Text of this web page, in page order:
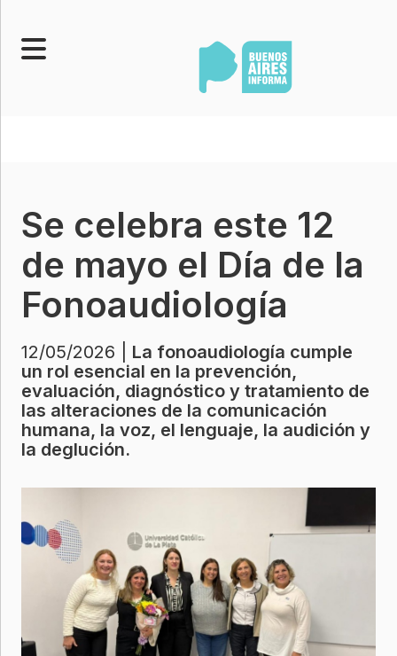
Legislatura
Municipios
Contacto
Se celebra este 12
de mayo el Día de la
Fonoaudiología
12/05/2026 | La fonoaudiología cumple
un rol esencial en la prevención,
evaluación, diagnóstico y tratamiento de
las alteraciones de la comunicación
humana, la voz, el lenguaje, la audición y
la deglución.